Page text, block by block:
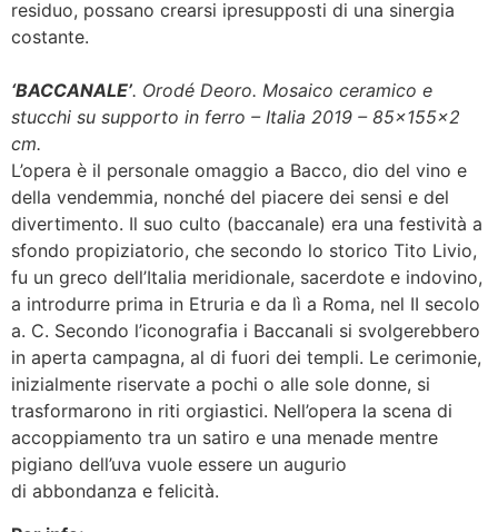
residuo, possano crearsi ipresupposti di una sinergia
costante.
‘BACCANALE’. Orodé Deoro. Mosaico ceramico e
stucchi su supporto in ferro – Italia 2019 – 85x155x2
cm.
L’opera è il personale omaggio a Bacco, dio del vino e
della vendemmia, nonché del piacere dei sensi e del
divertimento. Il suo culto (baccanale) era una festività a
sfondo propiziatorio, che secondo lo storico Tito Livio,
fu un greco dell’Italia meridionale, sacerdote e indovino,
a introdurre prima in Etruria e da lì a Roma, nel II secolo
a. C. Secondo l’iconografia i Baccanali si svolgerebbero
in aperta campagna, al di fuori dei templi. Le cerimonie,
inizialmente riservate a pochi o alle sole donne, si
trasformarono in riti orgiastici. Nell’opera la scena di
accoppiamento tra un satiro e una menade mentre
pigiano dell’uva vuole essere un augurio
di abbondanza e felicità.